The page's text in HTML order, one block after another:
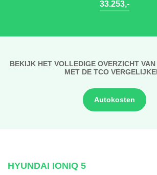
33.253,-
BEKIJK HET VOLLEDIGE OVERZICHT
MET DE TCO
Autokosten
HYUNDAI IONIQ 5